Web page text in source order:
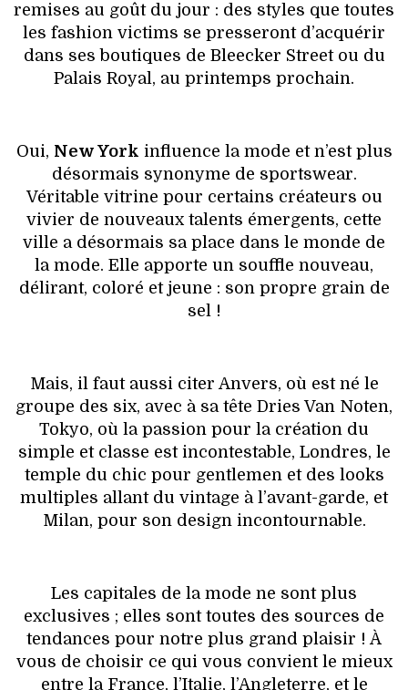
remises au goût du jour : des styles que toutes
les fashion victims se presseront d’acquérir
dans ses boutiques de Bleecker Street ou du
Palais Royal, au printemps prochain.
Oui, New York influence la mode et n’est plus
désormais synonyme de sportswear.
Véritable vitrine pour certains créateurs ou
vivier de nouveaux talents émergents, cette
ville a désormais sa place dans le monde de
la mode. Elle apporte un souffle nouveau,
délirant, coloré et jeune : son propre grain de
sel !
Mais, il faut aussi citer Anvers, où est né le
groupe des six, avec à sa tête Dries Van Noten,
Tokyo, où la passion pour la création du
simple et classe est incontestable, Londres, le
temple du chic pour gentlemen et des looks
multiples allant du vintage à l’avant-garde, et
Milan, pour son design incontournable.
Les capitales de la mode ne sont plus
exclusives ; elles sont toutes des sources de
tendances pour notre plus grand plaisir ! À
vous de choisir ce qui vous convient le mieux
entre la France, l’Italie, l’Angleterre, et le